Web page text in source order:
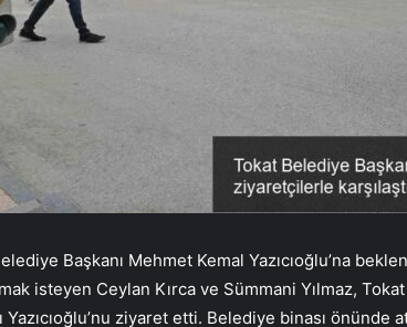
Başkanı Mehmet Kemal Yazıcıoğlu’na
isteyen Ceylan Kırca ve Sümmani Yılmaz,
Yazıcıoğlu’nu ziyaret etti. Belediye binası önünde